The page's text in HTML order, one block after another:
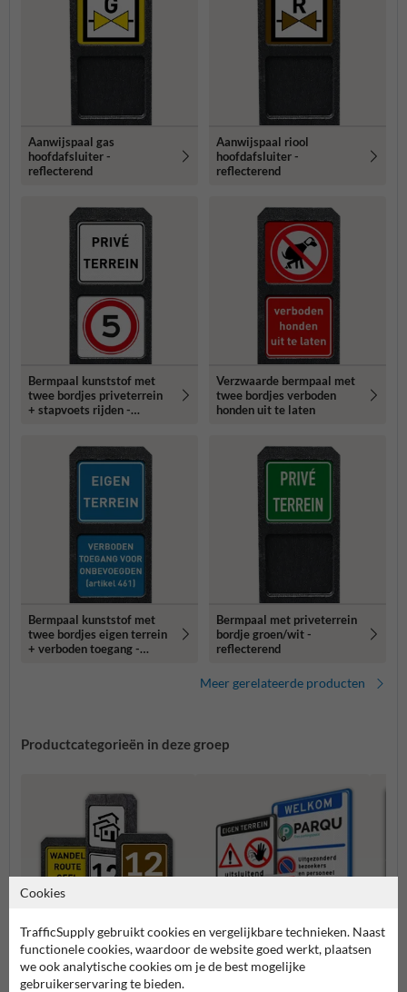
Aanwijspaal gas
hoofdafsluiter -
reflecterend
Aanwijspaal riool
hoofdafsluiter -
reflecterend
Bermpaal kunststof met
twee bordjes priveterrein
+ stapvoets rijden -
Verzwaarde bermpaal met
twee bordjes verboden
honden uit te laten
Bermpaal kunststof met
twee bordjes eigen terrein
+ verboden toegang -
Bermpaal met priveterrein
bordje groen/wit -
reflecterend
Meer gerelateerde producten
Productcategorieën in deze groep
Bermpalen met
Cookies
TrafficSupply gebruikt cookies en vergelijkbare technieken. Naast
functionele cookies, waardoor de website goed werkt, plaatsen
we ook analytische cookies om je de best mogelijke
gebruikerservaring te bieden.